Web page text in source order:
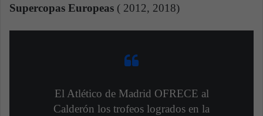
Supercopas Europeas ( 2012, 2018)
El Atlético de Madrid OFRECE al
Calderón los trofeos logrados en la